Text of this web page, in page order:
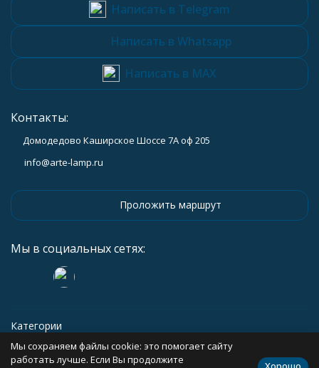
Написать в Telegram
Написать в Whatsapp
Написать в MAX
Контакты:
Домодедово Каширское Шоссе 7А оф 205
info@arte-lamp.ru
Проложить маршрут
Мы в социальных сетях:
Категории
Информация
Мы сохраняем файлы cookie: это помогает сайту
работать лучше. Если Вы продолжите